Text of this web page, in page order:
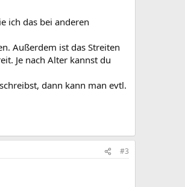
ich das bei anderen
Außerdem ist das Streiten
Je nach Alter kannst du
dann kann man evtl.
#3